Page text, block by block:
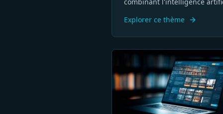
rapidement des profils
Explorer ce thème